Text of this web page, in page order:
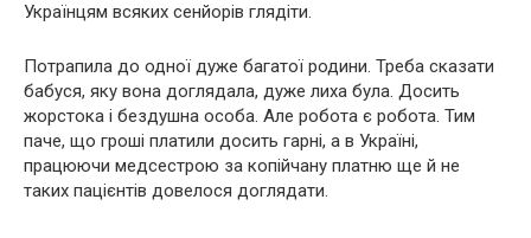
Українцям всяких сенйорів глядіти.
Потрапила до одної дуже багатої родини. Треба сказати
бабуся, яку вона доглядала, дуже лиха була. Досить
жорстока і бездушна особа. Але робота є робота. Тим
паче, що гроші платили досить гарні, а в Україні,
працюючи медсестрою за копійчану платню ще й не
таких пацієнтів довелося доглядати.